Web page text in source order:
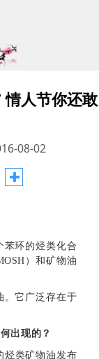
情人节你还敢
08-02
苯环的烃类化合
）和矿物油
。它广泛存在于
出现的？
烃类矿物油发布